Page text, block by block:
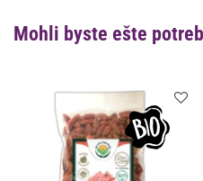
Mohli byste ešte